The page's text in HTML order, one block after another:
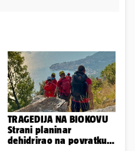
TRAGEDIJA NA BIOKOVU
Strani planinar
dehidrirao na povratku s